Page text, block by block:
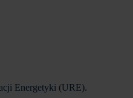
Energetyki (URE).